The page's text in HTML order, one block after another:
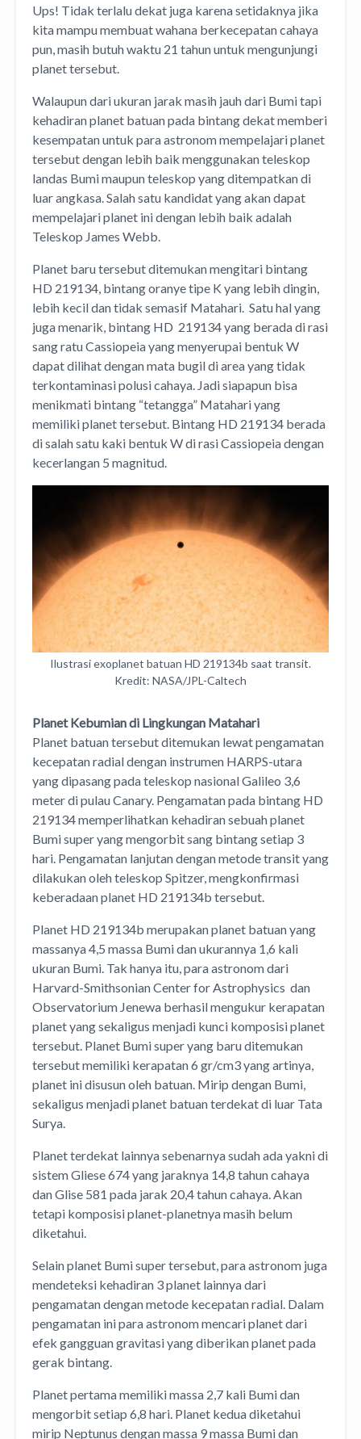
Ups! Tidak terlalu dekat juga karena setidaknya jika
kita mampu membuat wahana berkecepatan cahaya
pun, masih butuh waktu 21 tahun untuk mengunjungi
planet tersebut.
Walaupun dari ukuran jarak masih jauh dari Bumi tapi
kehadiran planet batuan pada bintang dekat memberi
kesempatan untuk para astronom mempelajari planet
tersebut dengan lebih baik menggunakan teleskop
landas Bumi maupun teleskop yang ditempatkan di
luar angkasa. Salah satu kandidat yang akan dapat
mempelajari planet ini dengan lebih baik adalah
Teleskop James Webb.
Planet baru tersebut ditemukan mengitari bintang
HD 219134, bintang oranye tipe K yang lebih dingin,
lebih kecil dan tidak semasif Matahari. Satu hal yang
juga menarik, bintang HD 219134 yang berada di rasi
sang ratu Cassiopeia yang menyerupai bentuk W
dapat dilihat dengan mata bugil di area yang tidak
terkontaminasi polusi cahaya. Jadi siapapun bisa
menikmati bintang “tetangga” Matahari yang
memiliki planet tersebut. Bintang HD 219134 berada
di salah satu kaki bentuk W di rasi Cassiopeia dengan
kecerlangan 5 magnitud.
Ilustrasi exoplanet batuan HD 219134b saat transit.
Kredit: NASA/JPL-Caltech
Planet Kebumian di Lingkungan Matahari
Planet batuan tersebut ditemukan lewat pengamatan
kecepatan radial dengan instrumen HARPS-utara
yang dipasang pada teleskop nasional Galileo 3,6
meter di pulau Canary. Pengamatan pada bintang HD
219134 memperlihatkan kehadiran sebuah planet
Bumi super yang mengorbit sang bintang setiap 3
hari. Pengamatan lanjutan dengan metode transit yang
dilakukan oleh teleskop Spitzer, mengkonfirmasi
keberadaan planet HD 219134b tersebut.
Planet HD 219134b merupakan planet batuan yang
massanya 4,5 massa Bumi dan ukurannya 1,6 kali
ukuran Bumi. Tak hanya itu, para astronom dari
Harvard-Smithsonian Center for Astrophysics dan
Observatorium Jenewa berhasil mengukur kerapatan
planet yang sekaligus menjadi kunci komposisi planet
tersebut. Planet Bumi super yang baru ditemukan
tersebut memiliki kerapatan 6 gr/cm3 yang artinya,
planet ini disusun oleh batuan. Mirip dengan Bumi,
sekaligus menjadi planet batuan terdekat di luar Tata
Surya.
Planet terdekat lainnya sebenarnya sudah ada yakni di
sistem Gliese 674 yang jaraknya 14,8 tahun cahaya
dan Glise 581 pada jarak 20,4 tahun cahaya. Akan
tetapi komposisi planet-planetnya masih belum
diketahui.
Selain planet Bumi super tersebut, para astronom juga
mendeteksi kehadiran 3 planet lainnya dari
pengamatan dengan metode kecepatan radial. Dalam
pengamatan ini para astronom mencari planet dari
efek gangguan gravitasi yang diberikan planet pada
gerak bintang.
Planet pertama memiliki massa 2,7 kali Bumi dan
mengorbit setiap 6,8 hari. Planet kedua diketahui
mirip Neptunus dengan massa 9 massa Bumi dan